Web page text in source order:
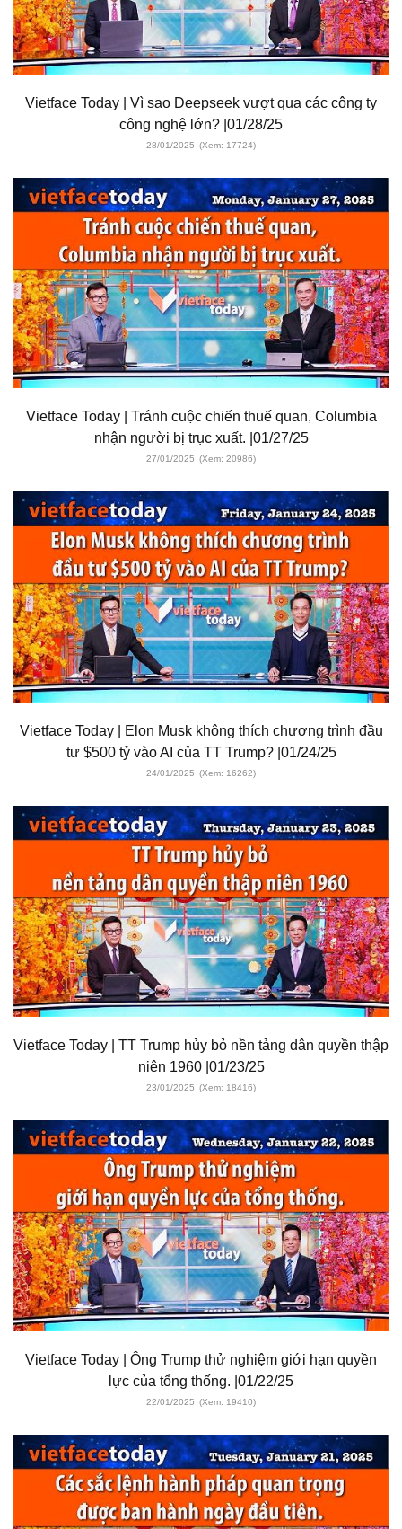
Vietface Today | Vì sao Deepseek vượt qua các công ty
công nghệ lớn? |01/28/25
28/01/2025 (Xem: 17724)
Vietface Today | Tránh cuộc chiến thuế quan, Columbia
nhận người bị trục xuất. |01/27/25
27/01/2025 (Xem: 20986)
Vietface Today | Elon Musk không thích chương trình đầu
tư $500 tỷ vào AI của TT Trump? |01/24/25
24/01/2025 (Xem: 16262)
Vietface Today | TT Trump hủy bỏ nền tảng dân quyền thập
niên 1960 |01/23/25
23/01/2025 (Xem: 18416)
Vietface Today | Ông Trump thử nghiệm giới hạn quyền
lực của tổng thống. |01/22/25
22/01/2025 (Xem: 19410)